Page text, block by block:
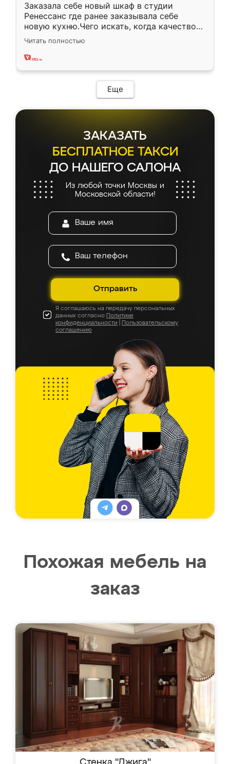
Заказала себе новый шкаф в студии
Ренессанс где ранее заказывала себе
новую кухню.Чего искать, когда качеством
вполне довольна. Служит кухня уже почти
два года, нареканий нет.
Читать полностью
Еще
ЗАКАЗАТЬ
БЕСПЛАТНОЕ ТАКСИ
ДО НАШЕГО САЛОНА
Из любой точки Москвы и
Московской области!
Отправить
Я соглашаюсь на передачу персональных
данных согласно Политике
конфиденциальности
Пользовательскому
соглашению
Похожая мебель на
заказ